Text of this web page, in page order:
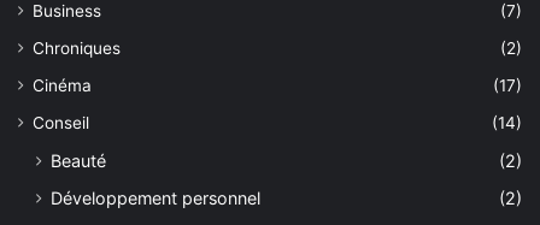
Business
(7)
Chroniques
(2)
Cinéma
(17)
Conseil
(14)
Beauté
(2)
Développement personnel
(2)